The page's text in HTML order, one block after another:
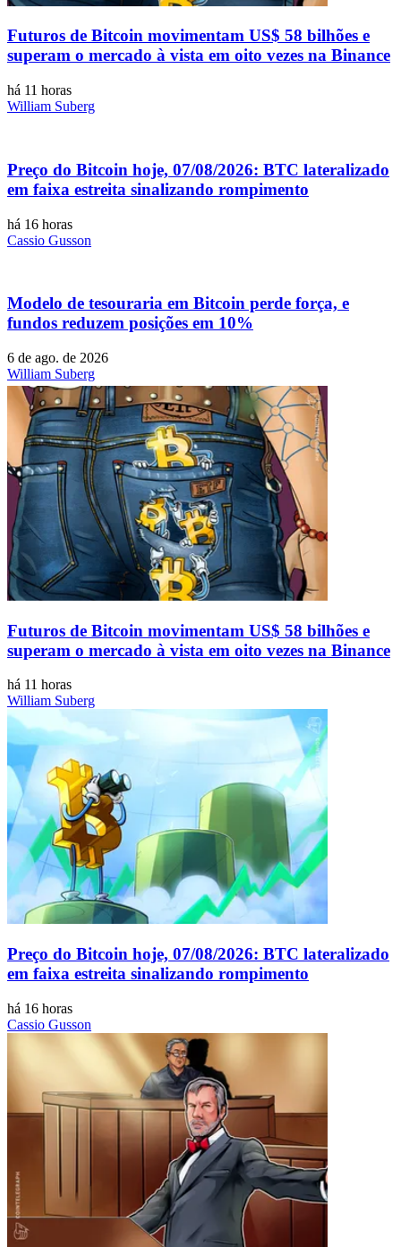
Futuros de Bitcoin movimentam US$ 58 bilhões e
superam o mercado à vista em oito vezes na Binance
há 11 horas
William Suberg
Preço do Bitcoin hoje, 07/08/2026: BTC lateralizado
em faixa estreita sinalizando rompimento
há 16 horas
Cassio Gusson
Modelo de tesouraria em Bitcoin perde força, e
fundos reduzem posições em 10%
6 de ago. de 2026
William Suberg
Futuros de Bitcoin movimentam US$ 58 bilhões e
superam o mercado à vista em oito vezes na Binance
há 11 horas
William Suberg
Preço do Bitcoin hoje, 07/08/2026: BTC lateralizado
em faixa estreita sinalizando rompimento
há 16 horas
Cassio Gusson